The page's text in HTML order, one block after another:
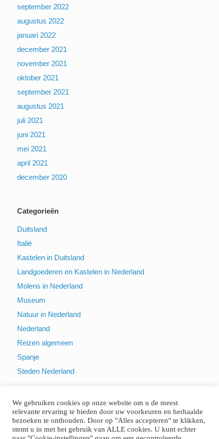
september 2022
augustus 2022
januari 2022
december 2021
november 2021
oktober 2021
september 2021
augustus 2021
juli 2021
juni 2021
mei 2021
april 2021
december 2020
Categorieën
Duitsland
Italië
Kastelen in Duitsland
Landgoederen en Kastelen in Nederland
Molens in Nederland
Museum
Natuur in Nederland
Nederland
Reizen algemeen
Spanje
Steden Nederland
We gebruiken cookies op onze website om u de meest
relevante ervaring te bieden door uw voorkeuren en herhaalde
bezoeken te onthouden. Door op "Alles accepteren" te klikken,
stemt u in met het gebruik van ALLE cookies. U kunt echter